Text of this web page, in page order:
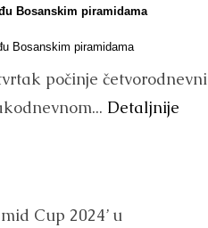
Bosanskim piramidama
počinje četvorodnevni
Detaljnije
Cup 2024’ u